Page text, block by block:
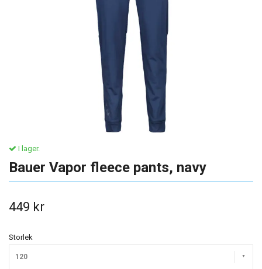
I lager.
Bauer Vapor fleece pants, navy
449 kr
Storlek
120